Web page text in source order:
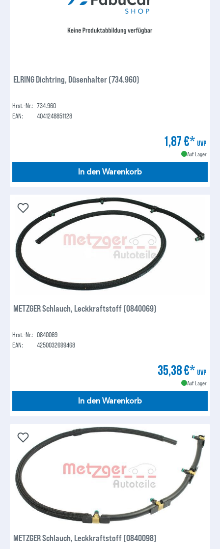
ELRING Dichtring, Düsenhalter (734.960)
Hrst.-Nr.: 734.960
EAN:
4041248851128
1,87 €* UVP
Auf Lager
In den Warenkorb
METZGER Schlauch, Leckkraftstoff (0840069)
Hrst.-Nr.: 0840069
EAN:
4250032699468
35,38 €* UVP
Auf Lager
In den Warenkorb
METZGER Schlauch, Leckkraftstoff (0840098)